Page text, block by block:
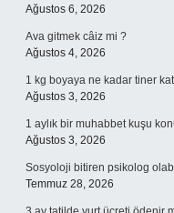
Ağustos 6, 2026
Ava gitmek câiz mi ?
Ağustos 4, 2026
1 kg boyaya ne kadar tiner
Ağustos 3, 2026
1 aylık bir muhabbet kuşu
Ağustos 3, 2026
Sosyoloji bitiren psikolog
Temmuz 28, 2026